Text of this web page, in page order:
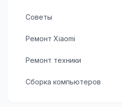
Советы
Ремонт Xiaomi
Ремонт техники
Сборка компьютеров